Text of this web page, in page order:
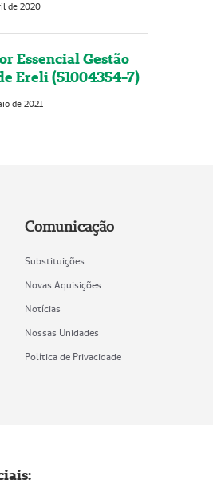
de 2020
Essencial Gestão
Ereli (51004354-7)
de 2021
Comunicação
Substituições
Novas Aquisições
Notícias
Nossas Unidades
Política de Privacidade